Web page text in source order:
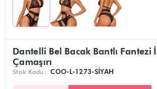
Dantelli Bel Bacak Bantlı Fantezi
Çamaşırı
Stok Kodu: COO-L-1273-SİYAH